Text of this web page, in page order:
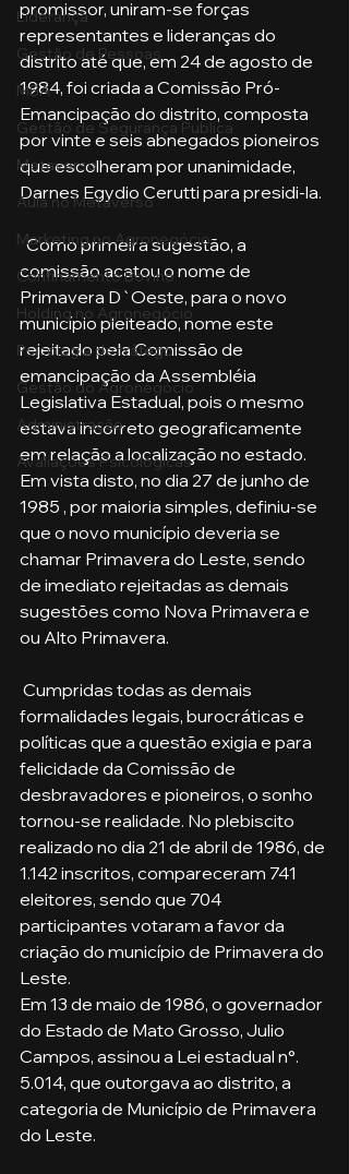
Liderança
Gestão de Pessoas
MBA
Gestão de Segurança Publica
Metaverso
Aula no Metaverso
Marketing no Agronegócio
Confinamento Bovino
Holding no Agronegócio
Psicologia de tráfego
Gestão do Agronegócio
Administração
Avaliações Psicológicas
promissor, uniram-se forças
representantes e lideranças do
distrito até que, em 24 de agosto de
1984, foi criada a Comissão Pró-
Emancipação do distrito, composta
por vinte e seis abnegados pioneiros
que escolheram por unanimidade,
Darnes Egydio Cerutti para presidi-la.
  Como primeira sugestão, a
comissão acatou o nome de
Primavera D`Oeste, para o novo
município pleiteado, nome este
rejeitado pela Comissão de
emancipação da Assembléia
Legislativa Estadual, pois o mesmo
estava incorreto geograficamente
em relação a localização no estado.
Em vista disto, no dia 27 de junho de
1985 , por maioria simples, definiu-se
que o novo município deveria se
chamar Primavera do Leste, sendo
de imediato rejeitadas as demais
sugestões como Nova Primavera e
ou Alto Primavera.
formalidades legais, burocráticas e
políticas que a questão exigia e para
felicidade da Comissão de
desbravadores e pioneiros, o sonho
tornou-se realidade. No plebiscito
realizado no dia 21 de abril de 1986, de
1.142 inscritos, compareceram 741
eleitores, sendo que 704
participantes votaram a favor da
criação do município de Primavera do
Leste.
Em 13 de maio de 1986, o governador
do Estado de Mato Grosso, Julio
Campos, assinou a Lei estadual n°.
5.014, que outorgava ao distrito, a
categoria de Município de Primavera
do Leste.